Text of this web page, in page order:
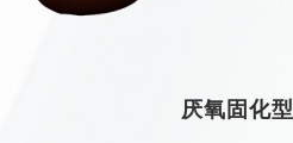
厌氧固化型
厌氧固化型
厌氧固化型